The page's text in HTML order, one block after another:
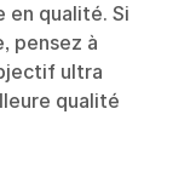
en qualité. Si
pensez à
ultra
qualité